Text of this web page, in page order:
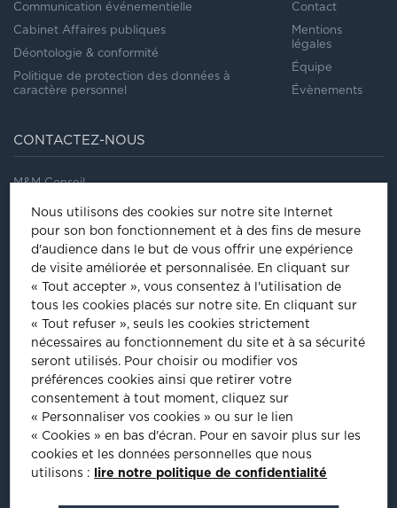
Communication événementielle
Cabinet Affaires publiques
Déontologie & conformité
Politique de protection des données à
caractère personnel
Contact
Mentions
légales
Équipe
Évènements
CONTACTEZ-NOUS
M&M Conseil
75007 Paris
:01 44 18 64 60
ÊTRE INVITÉ À NOS ÉVÈNEMENTS
Inscrivez-vous pour être informé de nos prochains évènements :
INSCRIPTION
PLUS D'INFORMATIONS
Nous utilisons des cookies sur notre site Internet
pour son bon fonctionnement et à des fins de mesure
d'audience dans le but de vous offrir une expérience
de visite améliorée et personnalisée. En cliquant sur
« Tout accepter », vous consentez à l'utilisation de
tous les cookies placés sur notre site. En cliquant sur
« Tout refuser », seuls les cookies strictement
nécessaires au fonctionnement du site et à sa sécurité
seront utilisés. Pour choisir ou modifier vos
préférences cookies ainsi que retirer votre
consentement à tout moment, cliquez sur
« Personnaliser vos cookies » ou sur le lien
« Cookies » en bas d'écran. Pour en savoir plus sur les
cookies et les données personnelles que nous
utilisons :
lire notre politique de confidentialité